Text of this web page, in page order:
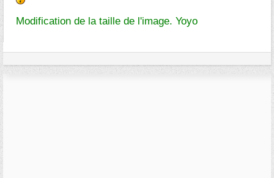
Modification de la taille de l'image. Yoyo